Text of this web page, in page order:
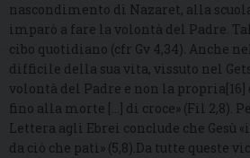
nascondimento di Nazaret, alla scuola
imparò a fare la volontà del Padre.
cibo quotidiano (cfr Gv 4,34). Anche
difficile della sua vita, vissuto nel
volontà del Padre e non la propria[16]
fino alla morte […] di croce» (Fil 2,8).
Lettera agli Ebrei conclude che Gesù
da ciò che patì» (5,8).Da tutte queste